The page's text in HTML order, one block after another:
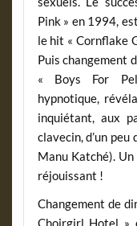
Pink » en 1994,
le hit « Cornflake
Puis changement
« Boys For
hypnotique,
inquiétant, aux
clavecin, d’un
Manu Katché).
réjouissant !
Changement de
Choirgirl Hotel »